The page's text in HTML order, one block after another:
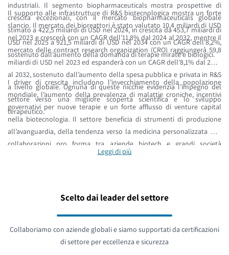
industriali. Il segmento biopharmaceuticals mostra prospettive di
crescita eccezionali, con il mercato biopharmaceuticals globale
stimato a 422,5 miliardi di USD nel 2024, in crescita da 453,7 miliardi di
USD nel 2025 a 921,5 miliardi di USD nel 2034 con un CAGR dell’8,2%,
sostenuto dall’aumento della domanda di terapie mirate e biologici.
Il supporto alle infrastrutture di R&S biotecnologica mostra un forte
slancio. Il mercato dei bioreattori è stato valutato 10,4 miliardi di USD
nel 2023 e crescerà con un CAGR dell’11,8% dal 2024 al 2032, mentre il
mercato delle contract research organization (CRO) raggiungerà 59,8
miliardi di USD nel 2023 ed espanderà con un CAGR dell’8,1% dal 2024
al 2032, sostenuto dall’aumento della spesa pubblica e privata in R&S
a livello globale. Ognuna di queste nicchie evidenzia l’impegno del
settore verso una migliore scoperta scientifica e lo sviluppo
terapeutico.
I driver di crescita includono l’invecchiamento della popolazione
mondiale, l’aumento della prevalenza di malattie croniche, incentivi
governativi per nuove terapie e un forte afflusso di venture capital
nella biotecnologia. Il settore beneficia di strumenti di produzione
all’avanguardia, della tendenza verso la medicina personalizzata e di
collaborazioni pro forma tra aziende biotech e grandi società
farmaceutiche. Gene editing, terapie cellulari, integrazione
biotecnologici commerciali in tutti i sub-mercati biotecnologici.
Leggi di più
Scelto dai leader del settore
Collaboriamo con aziende globali e siamo supportati da certificazioni
di settore per eccellenza e sicurezza